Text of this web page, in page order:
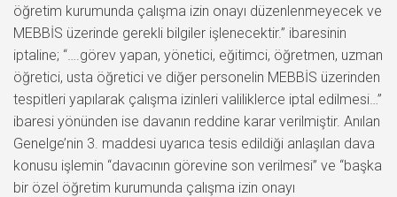
öğretim kurumunda çalışma izin onayı düzenlenmeyecek ve
MEBBİS üzerinde gerekli bilgiler işlenecektir.” ibaresinin
iptaline; “….görev yapan, yönetici, eğitimci, öğretmen, uzman
öğretici, usta öğretici ve diğer personelin MEBBİS üzerinden
tespitleri yapılarak çalışma izinleri valiliklerce iptal edilmesi…”
ibaresi yönünden ise davanın reddine karar verilmiştir. Anılan
Genelge’nin 3. maddesi uyarıca tesis edildiği anlaşılan dava
konusu işlemin “davacının görevine son verilmesi” ve “başka
bir özel öğretim kurumunda çalışma izin onayı